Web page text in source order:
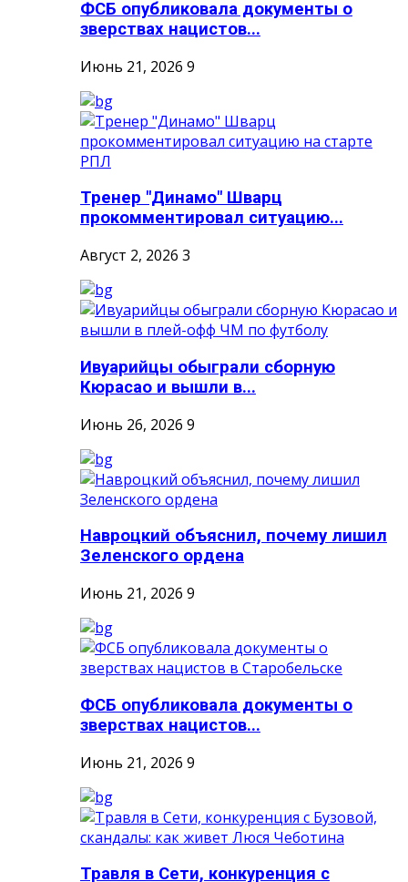
ФСБ опубликовала документы о
зверствах нацистов...
Июнь 21, 2026 9
Тренер "Динамо" Шварц
прокомментировал ситуацию...
Август 2, 2026 3
Ивуарийцы обыграли сборную
Кюрасао и вышли в...
Июнь 26, 2026 9
Навроцкий объяснил, почему лишил
Зеленского ордена
Июнь 21, 2026 9
ФСБ опубликовала документы о
зверствах нацистов...
Июнь 21, 2026 9
Травля в Сети, конкуренция с